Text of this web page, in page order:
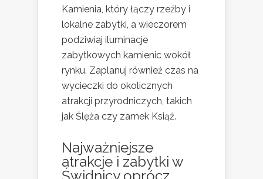
Kamienia, który łączy rzeźby i
lokalne zabytki, a wieczorem
podziwiaj iluminacje
zabytkowych kamienic wokół
rynku. Zaplanuj również czas na
wycieczki do okolicznych
atrakcji przyrodniczych, takich
jak Ślęża czy zamek Książ.
Najważniejsze
atrakcje i zabytki w
Świdnicy oprócz